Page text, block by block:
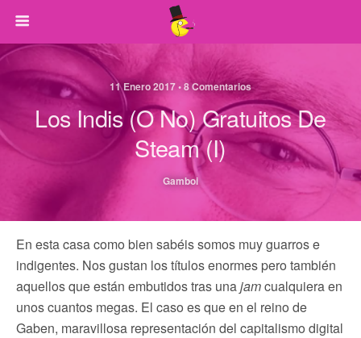
11 Enero 2017 • 8 Comentarios
Los Indis (o No) Gratuitos De
Steam (I)
Gamboi
En esta casa como bien sabéis somos muy guarros e
indigentes. Nos gustan los títulos enormes pero también
aquellos que están embutidos tras unajamcualquiera en
unos cuantos megas. El caso es que en el reino de
Gaben, maravillosa representación del capitalismo digital